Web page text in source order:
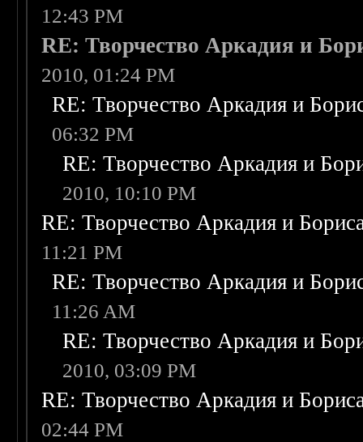
12:43 PM
RE: Творчество Аркадия и
2010, 01:24 PM
RE: Творчество Аркадия и
06:32 PM
RE: Творчество Аркадия и
2010, 10:10 PM
RE: Творчество Аркадия и
11:21 PM
RE: Творчество Аркадия и
11:26 AM
RE: Творчество Аркадия и
2010, 03:09 PM
RE: Творчество Аркадия и
02:44 PM